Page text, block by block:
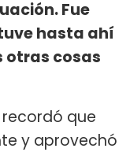
Fue
hasta ahí
otras cosas
que
y aprovechó